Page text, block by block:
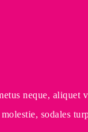
neque, aliquet
sodales